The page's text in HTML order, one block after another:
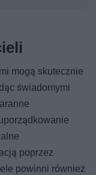
mogą skutecznie
świadomymi
poprzez
powinni również